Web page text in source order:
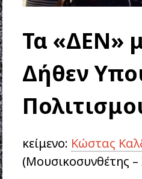
Τα «ΔΕΝ»
Δήθεν
κείμενο: Κώστας
(Μουσικοσυνθέτης –